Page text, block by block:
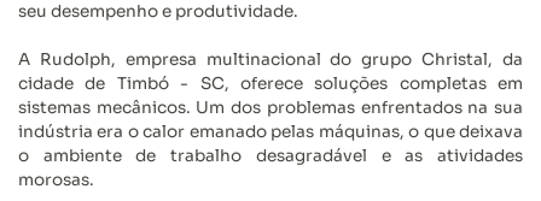
seu desempenho e produtividade.
A Rudolph, empresa multinacional do grupo Christal, da
cidade de Timbó - SC, oferece soluções completas em
sistemas mecânicos. Um dos problemas enfrentados na sua
indústria era o calor emanado pelas máquinas, o que deixava
o ambiente de trabalho desagradável e as atividades
morosas.